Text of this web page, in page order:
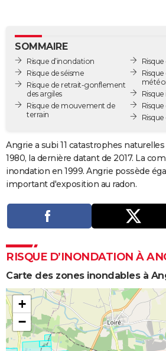
GUIDES D'ACHAT
BONS PLANS
CARTE DE VOEUX
Carte de Noël
Carte Bonne année
Carte Saint-Valentin
Carte Pâques
Carte d'anniversaire
DICTIONNAIRE
COPAINS D'AVANT
S'inscrire
Se connecter
Lycées
Collèges
Primaires
Universités
Entreprises
Service militaire
Avis de recherche
AVIS DE DÉCÈS
FORUM
Bricolage
Lifestyle
Culture
Sport
Auto
Television
Voyage
Cinema
SOMMAIRE
Risque d’inondation
Risque de séisme
Risque de retrait-gonflement
des argiles
Risque de mouvement de
terrain
Angrie a subi 11 catastrophes
1980, la dernière datant de 2017. La
inondation en 1999. Angrie possède
important d'exposition au radon.
RISQUE D’INONDATION À
Carte des zones inondables à
+
−